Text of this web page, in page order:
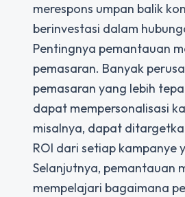
merespons umpan balik
berinvestasi dalam
Pentingnya pemantauan
pemasaran. Banyak
pemasaran yang lebih
dapat mempersonalisasi
misalnya, dapat
ROI dari setiap kampanye
Selanjutnya, pemantauan
mempelajari bagaimana